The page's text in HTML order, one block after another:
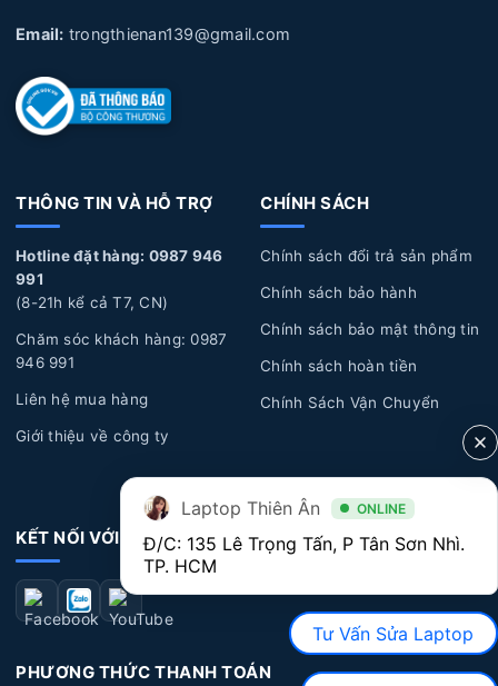
Email: trongthienan139@gmail.com
THÔNG TIN VÀ HỖ TRỢ
Hotline đặt hàng: 0987 946
991
(8-21h kể cả T7, CN)
Chăm sóc khách hàng: 0987
946 991
Liên hệ mua hàng
Giới thiệu về công ty
CHÍNH SÁCH
Chính sách đổi trả sản phẩm
Chính sách bảo hành
Chính sách bảo mật thông tin
Chính sách hoàn tiền
Chính Sách Vận Chuyển
KẾT NỐI VỚI CHÚNG TÔI
PHƯƠNG THỨC THANH TOÁN
Laptop Thiên Ân ONLINE
Đ/C: 135 Lê Trọng Tấn, P Tân Sơn Nhì.
TP. HCM
Tư Vấn Sửa Laptop